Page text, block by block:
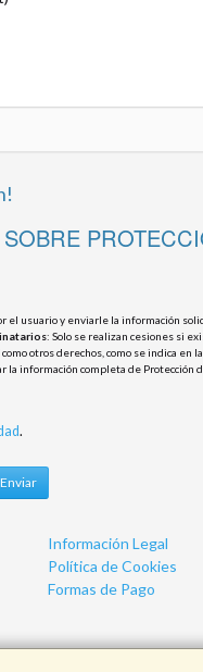
el usuario y enviarle la información
: Solo se realizan cesiones si
otros derechos, como se indica en
la información completa de Protección
.
Enviar
Información Legal
Política de Cookies
Formas de Pago